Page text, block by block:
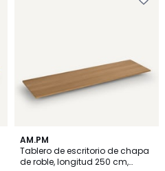
AM.PM
Tablero de escritorio de chapa
de roble, longitud 250 cm,
4
/
5